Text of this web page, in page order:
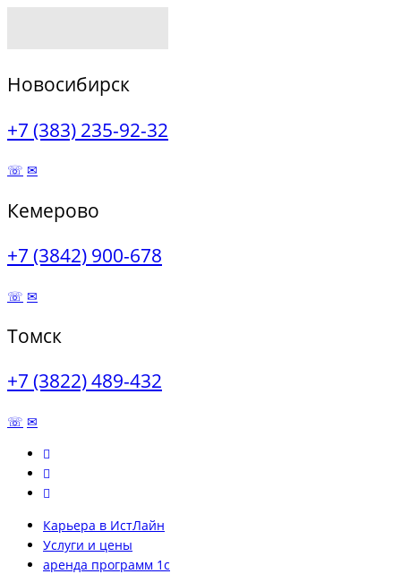
Новосибирск
+7 (383) 235-92-32
☏ ✉
Кемерово
+7 (3842) 900-678
☏ ✉
Томск
+7 (3822) 489-432
☏ ✉
Карьера в ИстЛайн
Услуги и цены
аренда программ 1с